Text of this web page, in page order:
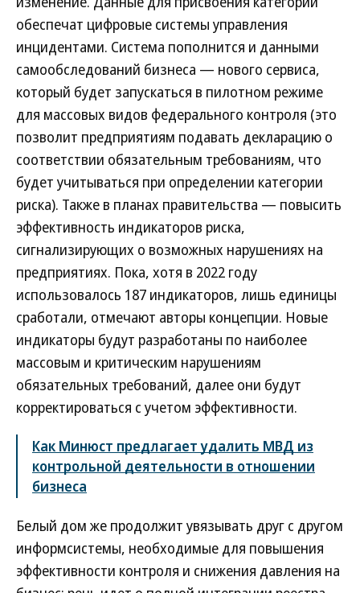
обеспечат цифровые системы управления
инцидентами. Система пополнится и данными
самообследований бизнеса — нового сервиса,
который будет запускаться в пилотном режиме
для массовых видов федерального контроля (это
позволит предприятиям подавать декларацию о
соответствии обязательным требованиям, что
будет учитываться при определении категории
риска). Также в планах правительства — повысить
эффективность индикаторов риска,
сигнализирующих о возможных нарушениях на
предприятиях. Пока, хотя в 2022 году
использовалось 187 индикаторов, лишь единицы
сработали, отмечают авторы концепции. Новые
индикаторы будут разработаны по наиболее
массовым и критическим нарушениям
обязательных требований, далее они будут
корректироваться с учетом эффективности.
Как Минюст предлагает удалить МВД из
контрольной деятельности в отношении
бизнеса
Белый дом же продолжит увязывать друг с другом
информсистемы, необходимые для повышения
эффективности контроля и снижения давления на